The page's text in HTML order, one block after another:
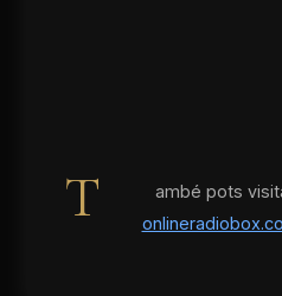
T
ambé pots